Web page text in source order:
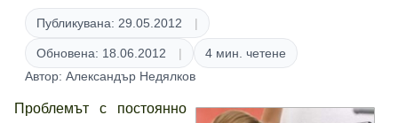
Публикувана: 29.05.2012
Обновена: 18.06.2012
4 мин. четене
Автор: Александър Недялков
Проблемът с постоянно